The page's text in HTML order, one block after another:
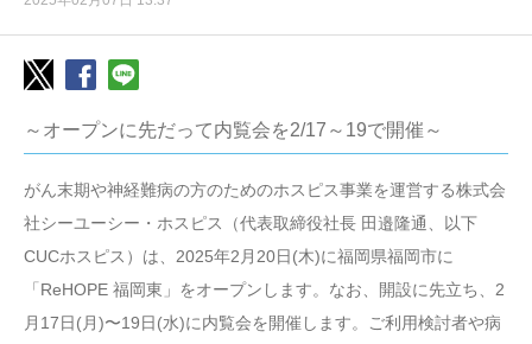
～オープンに先だって内覧会を2/17～19で開催～
がん末期や神経難病の方のためのホスピス事業を運営する株式会
社シーユーシー・ホスピス（代表取締役社長 田邉隆通、以下
CUCホスピス）は、2025年2月20日(木)に福岡県福岡市に
「ReHOPE 福岡東」をオープンします。なお、開設に先立ち、2
月17日(月)〜19日(水)に内覧会を開催します。ご利用検討者や病